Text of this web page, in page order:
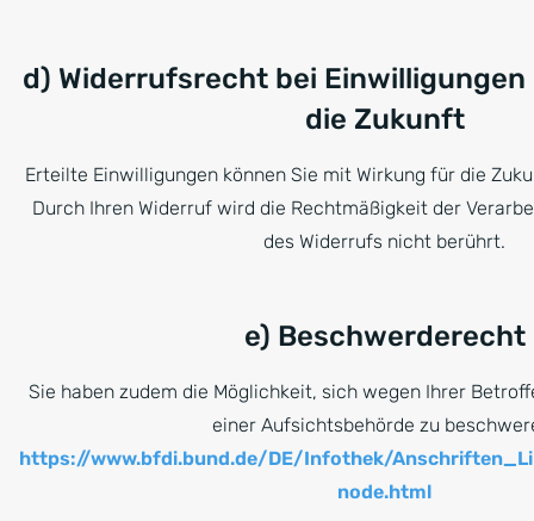
d) Widerrufsrecht bei
die Zukunft
Erteilte Einwilligungen können Sie mit Wirkung für die
Durch Ihren Widerruf wird die Rechtmäßigkeit der
des Widerrufs nicht berührt.
e) Beschwerderecht
Sie haben zudem die Möglichkeit, sich wegen Ihrer
einer Aufsichtsbehörde zu
https://www.bfdi.bund.de/DE/Infothek/
node.html